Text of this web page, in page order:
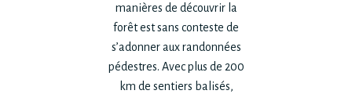
manières de découvrir la
forêt est sans conteste de
s’adonner aux randonnées
pédestres. Avec plus de 200
km de sentiers balisés,